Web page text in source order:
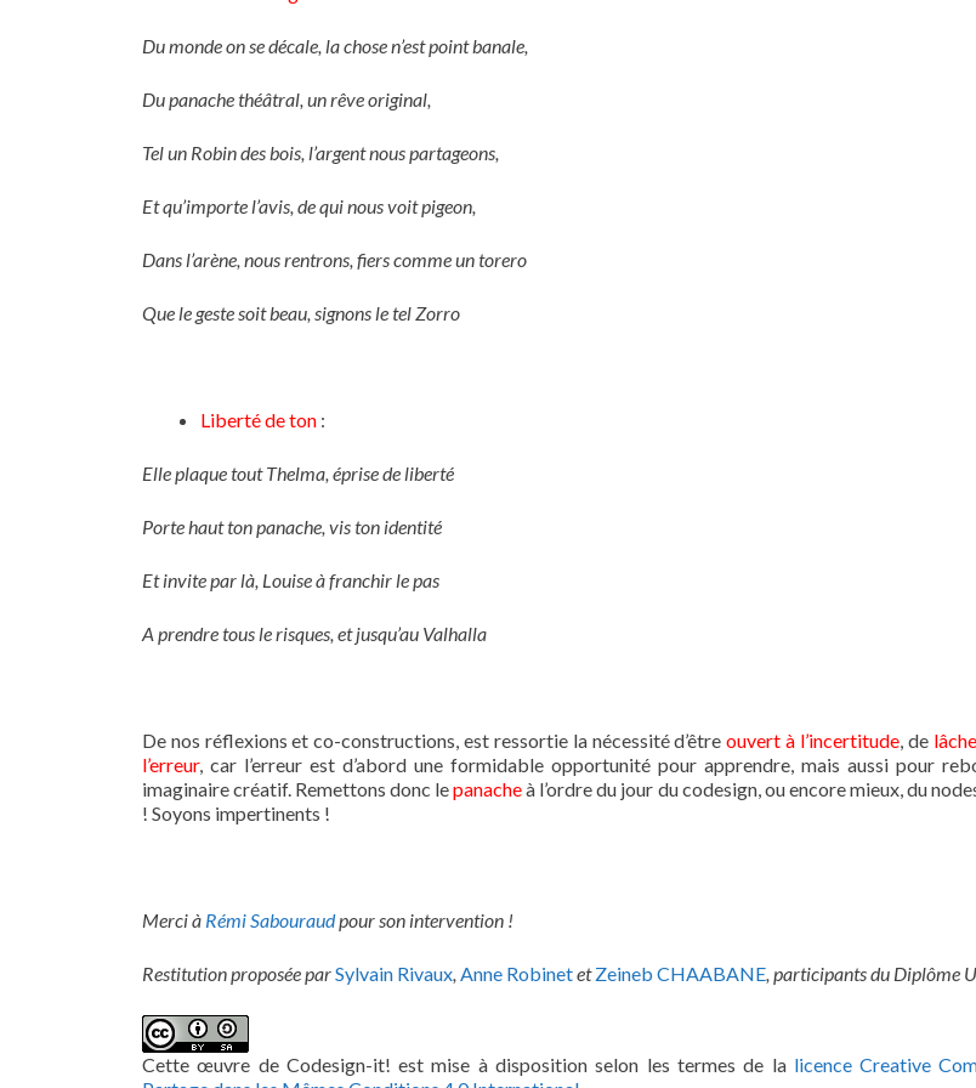
Du monde on se décale, la chose n’est point banale,
Du panache théâtral, un rêve original,
Tel un Robin des bois, l’argent nous partageons,
Et qu’importe l’avis, de qui nous voit pigeon,
Dans l’arène, nous rentrons, fiers comme un torero
Que le geste soit beau, signons le tel Zorro
Liberté de ton :
Elle plaque tout Thelma, éprise de liberté
Porte haut ton panache, vis ton identité
Et invite par là, Louise à franchir le pas
A prendre tous le risques, et jusqu’au Valhalla
De nos réflexions et co-constructions, est ressortie la nécessité d’êtreouvert à l’incertitude, de
l’erreur, car l’erreur est d’abord une formidable opportunité pour apprendre, mais aussi pour
imaginaire créatif. Remettons donc lepanacheà l’ordre du jour du codesign, ou encore mieux, du
! Soyons impertinents !
Merci à Rémi Sabouraudpour son intervention !
Restitution proposée parSylvain Rivaux Anne RobinetetZeineb CHAABANE , participants du Diplôme
Cette œuvre de Codesign-it! est mise à disposition selon les termes de la licence Creative